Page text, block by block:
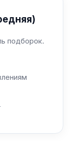
подборок.